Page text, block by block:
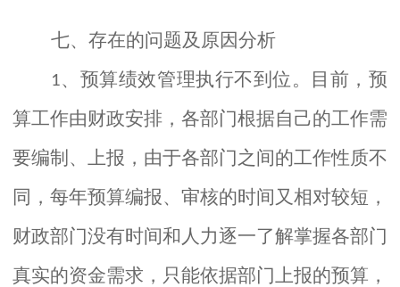
七、存在的问题及原因分析
1、 预算绩效管理执行不到位。目前，预
算工作由财政安排，各部门根据自己的工作需
要编制、上报，由于各部门之间的工作性质不
同，每年预算编报、审核的时间又相对较短，
财政部门没有时间和人力逐一了解掌握各部门
真实的资金需求，只能依据部门上报的预算，